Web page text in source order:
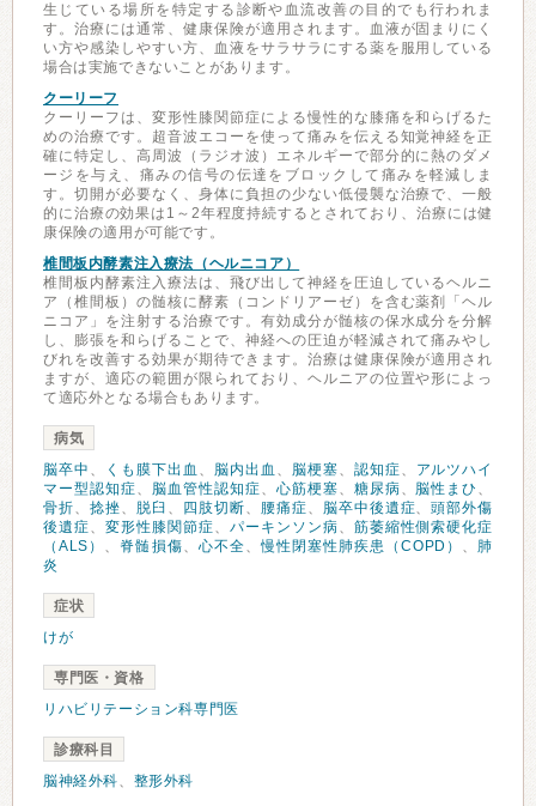
生じている場所を特定する診断や血流改善の目的でも行われま
す。治療には通常、健康保険が適用されます。血液が固まりにく
い方や感染しやすい方、血液をサラサラにする薬を服用している
場合は実施できないことがあります。
クーリーフ
クーリーフは、変形性膝関節症による慢性的な膝痛を和らげるた
めの治療です。超音波エコーを使って痛みを伝える知覚神経を正
確に特定し、高周波（ラジオ波）エネルギーで部分的に熱のダメ
ージを与え、痛みの信号の伝達をブロックして痛みを軽減しま
す。切開が必要なく、身体に負担の少ない低侵襲な治療で、一般
的に治療の効果は1～2年程度持続するとされており、治療には健
康保険の適用が可能です。
椎間板内酵素注入療法（ヘルニコア）
椎間板内酵素注入療法は、飛び出して神経を圧迫しているヘルニ
ア（椎間板）の髄核に酵素（コンドリアーゼ）を含む薬剤「ヘル
ニコア」を注射する治療です。有効成分が髄核の保水成分を分解
し、膨張を和らげることで、神経への圧迫が軽減されて痛みやし
びれを改善する効果が期待できます。治療は健康保険が適用され
ますが、適応の範囲が限られており、ヘルニアの位置や形によっ
て適応外となる場合もあります。
病気
脳卒中 、 くも膜下出血 、 脳内出血 、 脳梗塞、 認知症、
アルツハイ
マー型認知症、 脳血管性認知症、 心筋梗塞、 糖尿病、 脳性まひ 、
骨折、 捻挫、 脱臼 、 四肢切断、 腰痛症、 脳卒中後遺症、頭部外傷
後遺症、 変形性膝関節症、 パーキンソン病、 筋萎縮性側索硬化症
（ALS） 、 脊髄損傷、 心不全、慢性閉塞性肺疾患（COPD） 、 肺
炎
症状
けが
専門医・資格
リハビリテーション科専門医
診療科目
脳神経外科、 整形外科